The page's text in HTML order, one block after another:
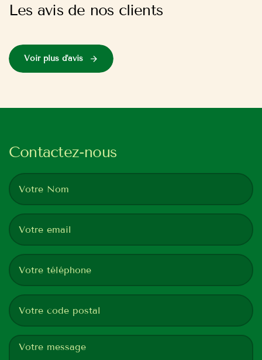
Les avis de nos clients
Voir plus d'avis
Contactez-nous